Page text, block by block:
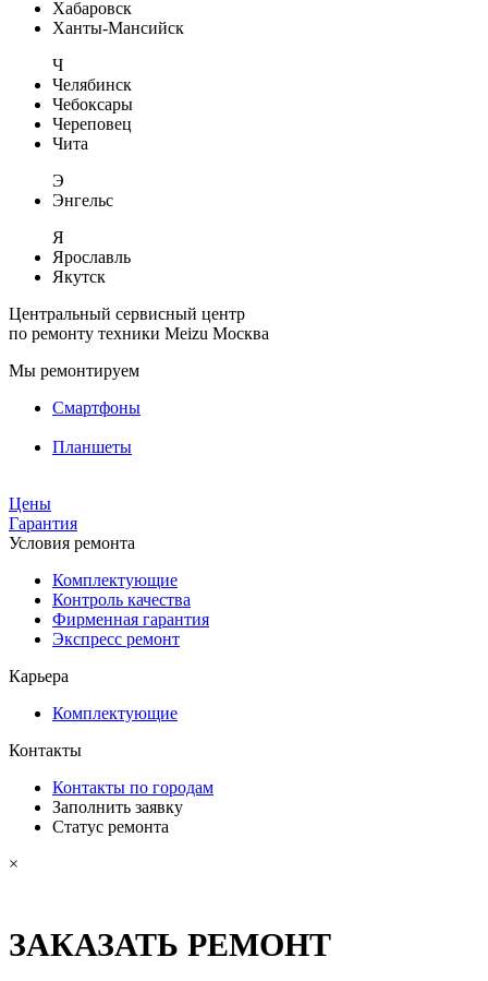
Хабаровск
Ханты-Мансийск
Ч
Челябинск
Чебоксары
Череповец
Чита
Э
Энгельс
Я
Ярославль
Якутск
Центральный сервисный центр
по ремонту техники Meizu Москва
Мы ремонтируем
Смартфоны
Планшеты
Цены
Гарантия
Условия ремонта
Комплектующие
Контроль качества
Фирменная гарантия
Экспресс ремонт
Карьера
Комплектующие
Контакты
Контакты по городам
Заполнить заявку
Статус ремонта
×
ЗАКАЗАТЬ РЕМОНТ